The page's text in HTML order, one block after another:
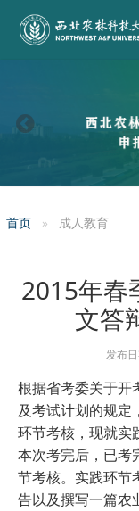
首页 成人教育
2015年春
文答
发布
根据省考委关于开
及考试计划的规定
环节考核，现就实
本次考完后，已考
节考核。实践环节
告以及撰写一篇农